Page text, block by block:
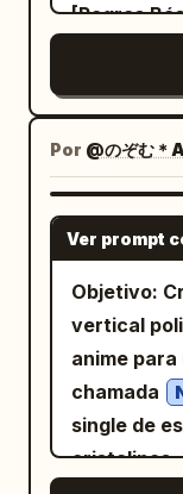
azul pousa
Sneeze”
tickles its
prepares
Imagem:
dragão,
fumaça ao
espirrar. Legenda do Painel 6: “6. (10–
12s)
“It
burst of
Imagem:
casca ao
de papel
o fundo
(public
noun)
(catalogue) Crie uma ilustração
plana,
seção
um aluno
incluindo
cartão da
figuras dos
[Regras
rosto,
Siga a
poses e
- Mude o
forma
significado
fantasia
luxuoso
fantasia
-
[Design
dourada
Por @のぞむ＊
Ver prompt
Objetivo:
vertical
anime
chamada
single de
cristalinos. Tela: Pôster vertical alto,